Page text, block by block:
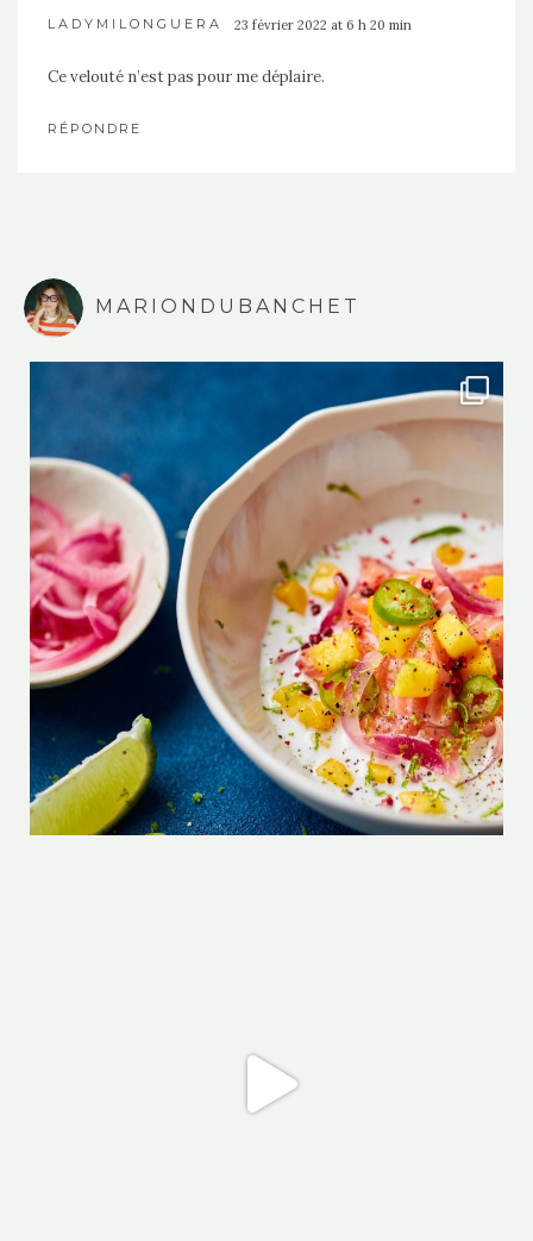
LADYMILONGUERA 23 février 2022 at 6 h 20 min
Ce velouté n’est pas pour me déplaire.
RÉPONDRE
MARIONDUBANCHET